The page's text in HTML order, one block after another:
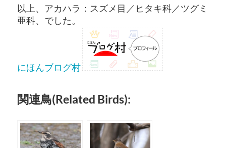
以上、アカハラ：スズメ目／ヒタキ科／ツグミ
亜科、でした。
にほんブログ村
関連鳥(Related Birds):